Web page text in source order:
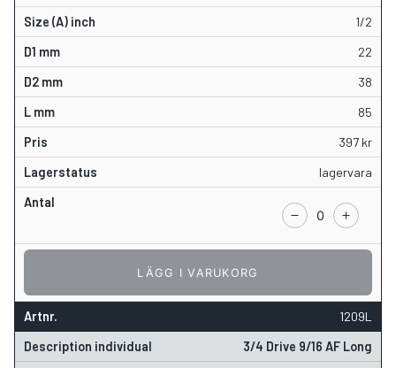
1/2
22
38
85
397 kr
lagervara
LÄGG I VARUKORG
1209L
3/4 Drive 9/16 AF Long